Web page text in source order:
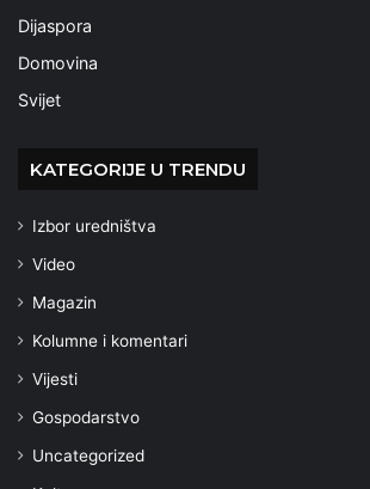
Dijaspora
Domovina
Svijet
KATEGORIJE U TRENDU
Izbor uredništva
Video
Magazin
Kolumne i komentari
Vijesti
Gospodarstvo
Uncategorized